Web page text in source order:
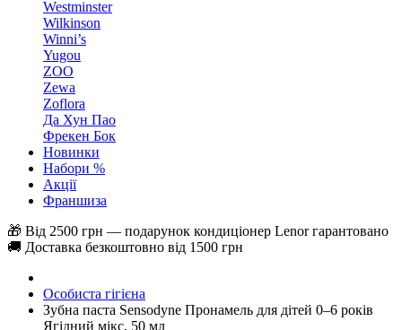
Westminster
Wilkinson
Winni’s
Yugou
ZOO
Zewa
Zoflora
Да Хун Пао
Фрекен Бок
Новинки
Набори %
Акції
Франшиза
🎁 Від 2500 грн — подарунок кондиціонер Lenor гарантовано
🚚 Доставка безкоштовно від 1500 грн
Особиста гігієна
Зубна паста Sensodyne Пронамель для дітей 0–6 років
Ягідний мікс, 50 мл